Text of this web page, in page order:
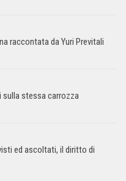
raccontata da Yuri Previtali
sulla stessa carrozza
ed ascoltati, il diritto di